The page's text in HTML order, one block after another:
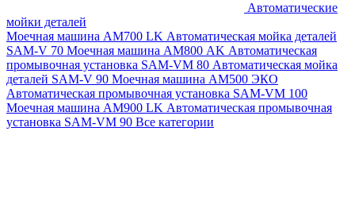
Автоматические
мойки деталей
Моечная машина AM700 LK Автоматическая мойка деталей
SAM-V 70 Моечная машина АМ800 AK Автоматическая
промывочная установка SAM-VM 80 Автоматическая мойка
деталей SAM-V 90 Моечная машина АМ500 ЭКО
Автоматическая промывочная установка SAM-VM 100
Моечная машина AM900 LK Автоматическая промывочная
установка SAM-VM 90 Все категории